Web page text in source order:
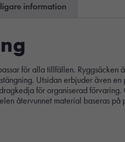
information
för alla tillfällen.
Utsidan erbjuder även
för organiserad
återvunnet material baseras